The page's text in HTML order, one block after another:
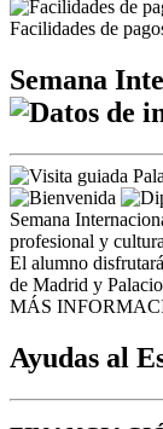
Facilidades de
Semana
Semana
profesional y
El alumno
de Madrid y
MÁS
Ayudas al